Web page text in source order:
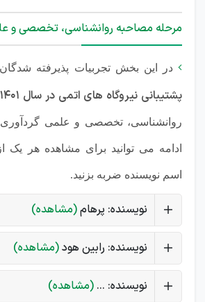
مرحله مصاحبه روانشناسی، تخصصی و
 در این بخش تجربیات پذیرفته
پشتیبانی نیروگاه های اتمی در سال 1401
روانشناسی، تخصصی و علمی
ادامه می توانید برای مشاهده هر یک
اسم نویسنده ضربه بزنید.
نویسنده: پرهام(مشاهده)
نویسنده: رابین هود(مشاهده)
نویسنده: ... (مشاهده)